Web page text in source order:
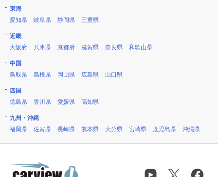
東海
愛知県
岐阜県 静岡県 三重県
近畿
大阪府
兵庫県 京都府 滋賀県 奈良県 和歌山県
中国
鳥取県
島根県 岡山県 広島県 山口県
四国
徳島県
香川県 愛媛県 高知県
九州・沖縄
福岡県
佐賀県 長崎県 熊本県 大分県 宮崎県 鹿児島県 沖縄県